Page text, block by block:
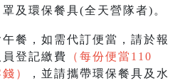
及環保餐具(全天營隊者)。
餐，如需代訂便當，請於報
登記繳費
（每份便當110
）
，並請攜帶環保餐具及水